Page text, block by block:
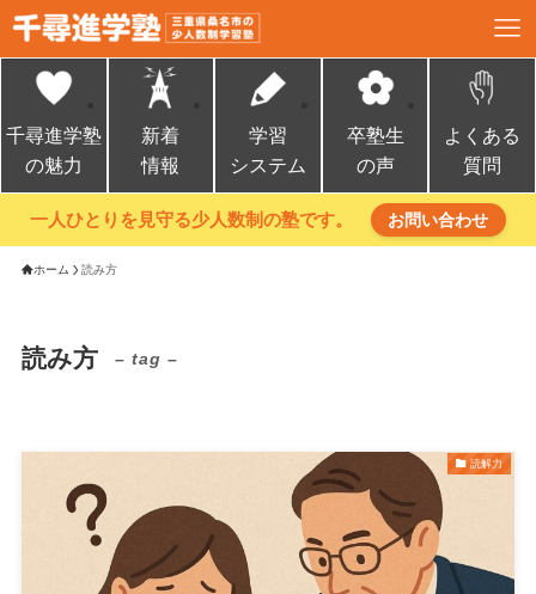
千尋進学塾
の魅力
新着
情報
学習
システム
卒塾生
の声
よくある
質問
一人ひとりを見守る少人数制の塾です。 お問い合わせ
ホーム 読み方
読み方 – tag –
読解力